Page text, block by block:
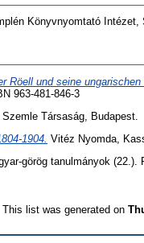
Könyvnyomtató Intézet,
Röell und seine ungarischen
963-481-846-3
Társaság, Budapest.
1904. Vitéz Nyomda,
görög tanulmányok (22.).
This list was generated on